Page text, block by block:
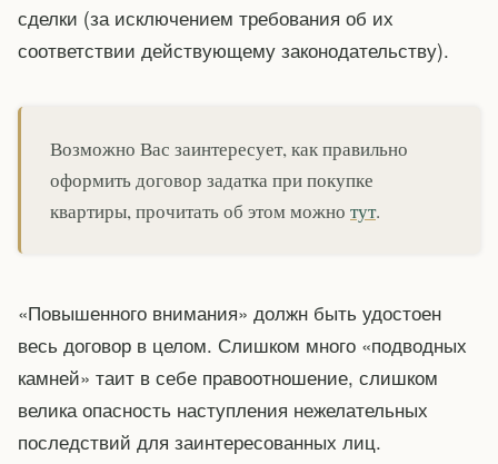
сделки (за исключением требования об их
соответствии действующему законодательству).
Возможно Вас заинтересует, как правильно
оформить договор задатка при покупке
квартиры, прочитать об этом можно тут.
«Повышенного внимания» должн быть удостоен
весь договор в целом. Слишком много «подводных
камней» таит в себе правоотношение, слишком
велика опасность наступления нежелательных
последствий для заинтересованных лиц.